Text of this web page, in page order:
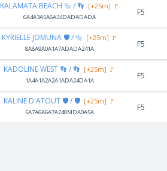
KALAMATA BEACH 🔩 / 👣 [+25m] 🚩
6A4A3A5A6A24DADADADA F5
KYRIELLE JOMUNA 🛡️ / 🔩 [+25m] 🚩
8A8A9A0A1A7ADADA241A F5
KADOLINE WEST 👣 / 👣 [+25m] 🚩
1A4A1A2A2A1ADA24DA1A F5
KALINE D'ATOUT 🛡️ / 🛡️ [+25m] 🚩
5A7A6A6A7A240MDA0A5A F5